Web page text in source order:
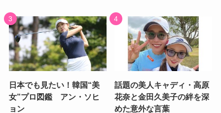
日本でも見たい！韓国“美
女”プロ図鑑 アン・ソヒ
ョン
話題の美人キャディ・高原
花奈と金田久美子の絆を深
めた意外な言葉